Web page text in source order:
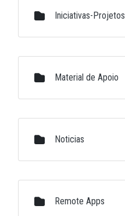
Iniciativas-Projetos
Material de Apoio
Noticias
Remote Apps